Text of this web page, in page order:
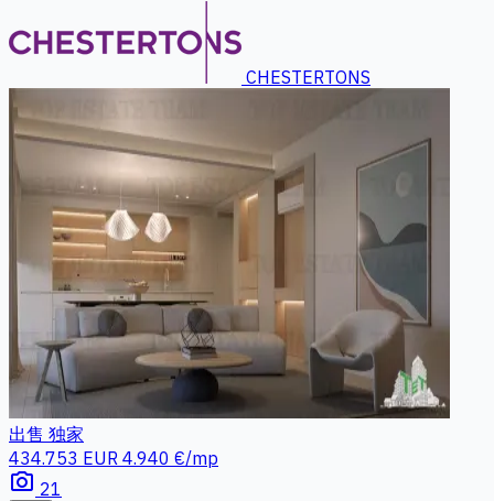
CHESTERTONS
出售 独家
434.753 EUR 4.940 €/mp
photo_camera 21